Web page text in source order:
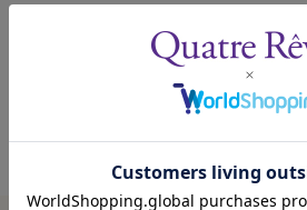
●ご使用による破損・損傷及び消耗によ